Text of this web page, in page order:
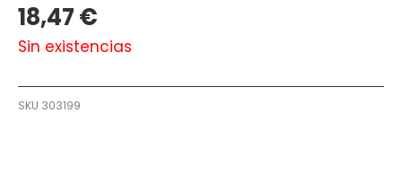
18,47€
Sin existencias
SKU 303199